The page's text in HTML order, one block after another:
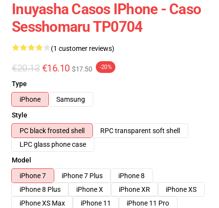
Inuyasha Casos IPhone - Caso
Sesshomaru TP0704
(1 customer reviews)
€20.13 €16.10 $17.50 -20%
Type
iPhone
Samsung
Style
PC black frosted shell
RPC transparent soft shell
LPC glass phone case
Model
iPhone 7
iPhone 7 Plus
iPhone 8
iPhone 8 Plus
iPhone X iPhone XR
iPhone XS
iPhone XS Max
iPhone 11
iPhone 11 Pro